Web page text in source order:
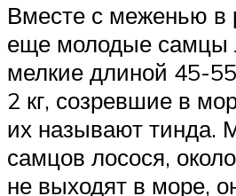
Вместе с меженью в
еще молодые самцы
мелкие длиной 45-
2 кг, созревшие в
их называют тинда.
самцов лосося,
не выходят в море,